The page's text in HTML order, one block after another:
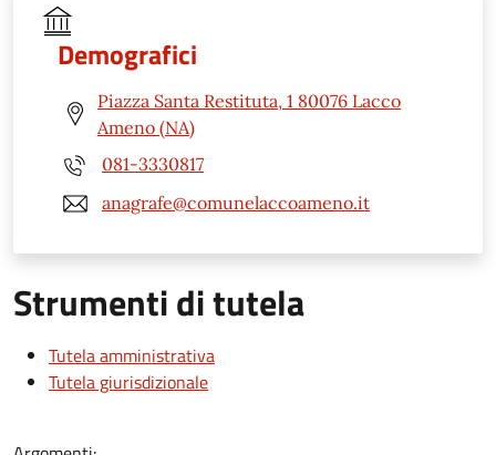
Demografici
Piazza Santa Restituta, 1 80076 Lacco
Ameno (NA)
081-3330817
anagrafe@comunelaccoameno.it
Strumenti di tutela
Tutela amministrativa
Tutela giurisdizionale